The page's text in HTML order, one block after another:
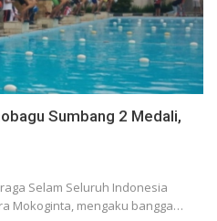
Sumbang 2 Medali,
Selam Seluruh Indonesia
Mokoginta, mengaku bangga…